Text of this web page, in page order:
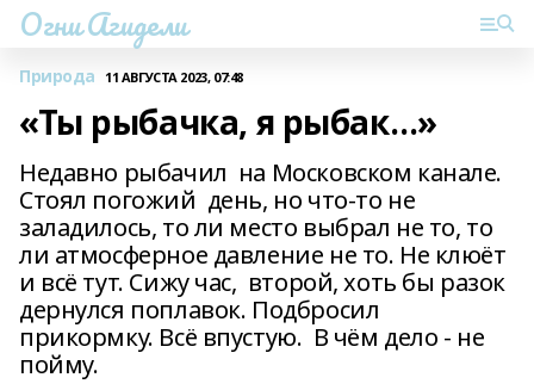
Огни Агидели
Природа 11 АВГУСТА 2023, 07:48
«Ты рыбачка, я рыбак…»
Недавно рыбачил на Московском канале.
Стоял погожий день, но что-то не
заладилось, то ли место выбрал не то, то
ли атмосферное давление не то. Не клюёт
и всё тут. Сижу час, второй, хоть бы разок
дернулся поплавок. Подбросил
прикормку. Всё впустую. В чём дело - не
пойму.